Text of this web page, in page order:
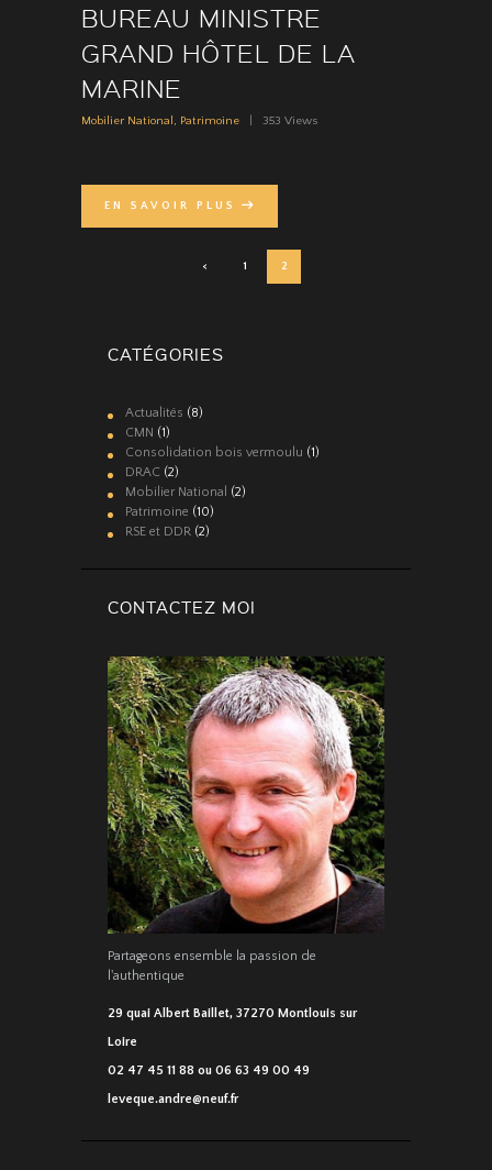
BUREAU MINISTRE
GRAND HÔTEL DE LA
MARINE
Mobilier National , Patrimoine 353 Views
EN SAVOIR PLUS
NAVIGATION
ARTICLES
< PAGE
1 PAGE
2
CATÉGORIES
Actualités (8)
CMN (1)
Consolidation bois vermoulu (1)
DRAC (2)
Mobilier National
(2)
Patrimoine (10)
RSE et DDR(2)
CONTACTEZ MOI
Partageons ensemble la passion de
l'authentique
29 quai Albert Baillet, 37270 Montlouis sur
Loire
02 47 45 11 88 ou 06 63 49 00 49
leveque.andre@neuf.fr